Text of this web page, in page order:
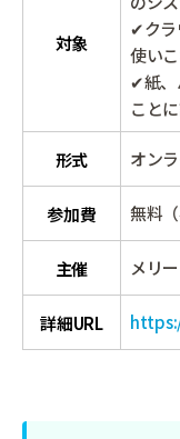
対象
✔クラ
使い
✔紙、
こと
形式 オン
参加費 無料
主催 メリ
詳細URL